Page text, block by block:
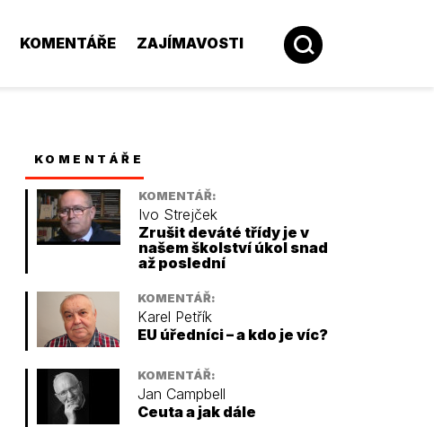
KOMENTÁŘE ZAJÍMAVOSTI
KOMENTÁŘE
KOMENTÁŘ:
Ivo Strejček
Zrušit deváté třídy je v
našem školství úkol snad
až poslední
KOMENTÁŘ:
Karel Petřík
EU úředníci – a kdo je víc?
KOMENTÁŘ:
Jan Campbell
Ceuta a jak dále